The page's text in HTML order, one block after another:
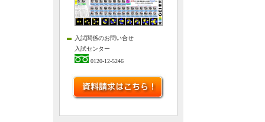
入試関係のお問い合せ
入試センター
0120-12-5246